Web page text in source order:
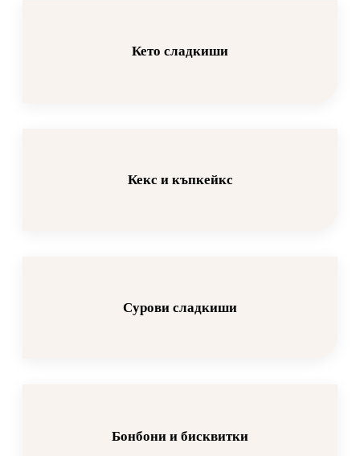
Кето сладкиши
Кекс и къпкейкс
Сурови сладкиши
Бонбони и бисквитки